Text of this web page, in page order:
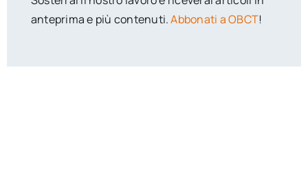
anteprima e più contenuti.Abbonati a OBCT!